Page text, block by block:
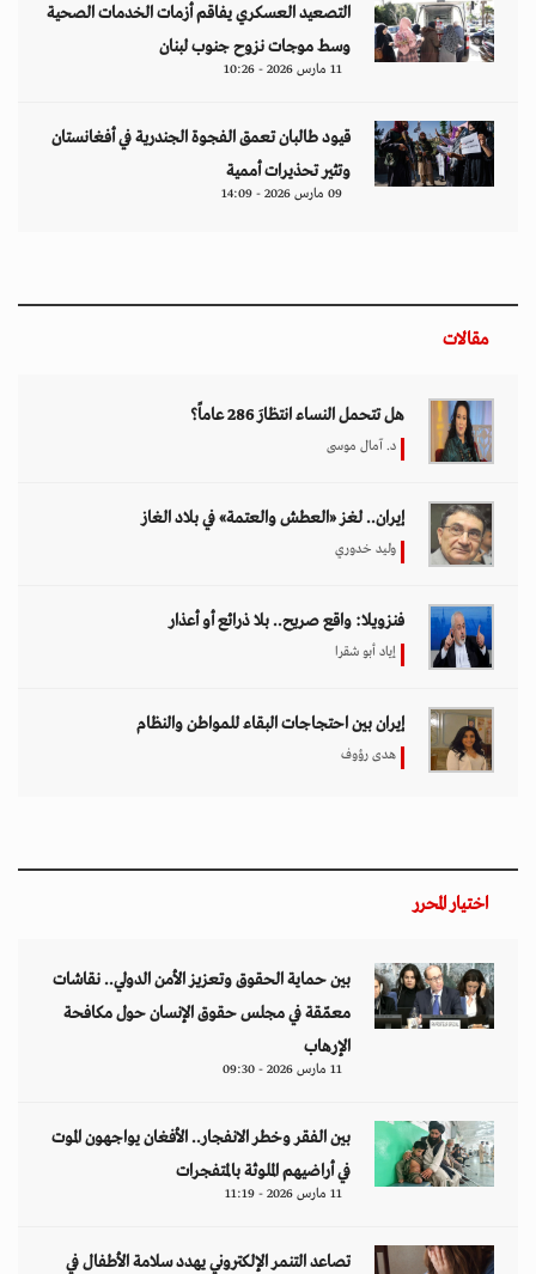
التصعيد العسكري يفاقم أزمات الخدمات الصحية
وسط موجات نزوح جنوب لبنان
11 مارس 2026 - 10:26
قيود طالبان تعمق الفجوة الجندرية في أفغانستان
وتثير تحذيرات أممية
09 مارس 2026 - 14:09
مقالات
هل تتحمل النساء انتظارَ 286 عاماً؟
د. آمال موسى
إيران.. لغز «العطش والعتمة» في بلاد الغاز
وليد خدوري
فنزويلا: واقع صريح.. بلا ذرائع أو أعذار
إياد أبو شقرا
إيران بين احتجاجات البقاء للمواطن والنظام
هدى رؤوف
اختيار المحرر
بين حماية الحقوق وتعزيز الأمن الدولي.. نقاشات
معمّقة في مجلس حقوق الإنسان حول مكافحة
الإرهاب
11 مارس 2026 - 09:30
بين الفقر وخطر الانفجار.. الأفغان يواجهون الموت
في أراضيهم الملوثة بالمتفجرات
11 مارس 2026 - 11:19
تصاعد التنمر الإلكتروني يهدد سلامة الأطفال في